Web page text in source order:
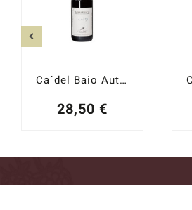
Ca´del Baio Autinbej 2022
28,50 €